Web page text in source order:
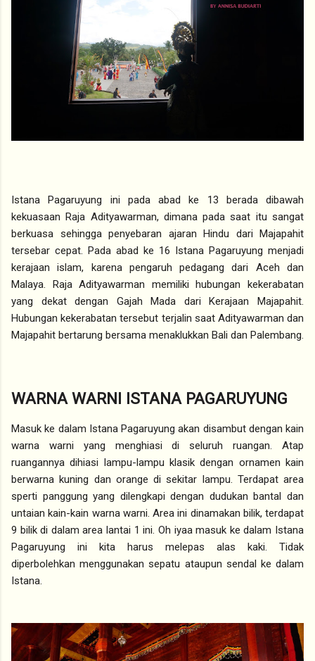
Istana Pagaruyung ini pada abad ke 13 berada dibawah
kekuasaan Raja Adityawarman, dimana pada saat itu sangat
berkuasa sehingga penyebaran ajaran Hindu dari Majapahit
tersebar cepat. Pada abad ke 16 Istana Pagaruyung menjadi
kerajaan islam, karena pengaruh pedagang dari Aceh dan
Malaya. Raja Adityawarman memiliki hubungan kekerabatan
yang dekat dengan Gajah Mada dari Kerajaan Majapahit.
Hubungan kekerabatan tersebut terjalin saat Adityawarman dan
Majapahit bertarung bersama menaklukkan Bali dan Palembang.
WARNA WARNI ISTANA PAGARUYUNG
Masuk ke dalam Istana Pagaruyung akan disambut dengan kain
warna warni yang menghiasi di seluruh ruangan. Atap
ruangannya dihiasi lampu-lampu klasik dengan ornamen kain
berwarna kuning dan orange di sekitar lampu. Terdapat area
sperti panggung yang dilengkapi dengan dudukan bantal dan
untaian kain-kain warna warni. Area ini dinamakan bilik, terdapat
9 bilik di dalam area lantai 1 ini. Oh iyaa masuk ke dalam Istana
Pagaruyung ini kita harus melepas alas kaki. Tidak
diperbolehkan menggunakan sepatu ataupun sendal ke dalam
Istana.